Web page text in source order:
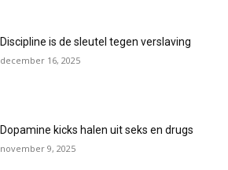
Discipline is de sleutel tegen verslaving
december 16, 2025
Dopamine kicks halen uit seks en drugs
november 9, 2025